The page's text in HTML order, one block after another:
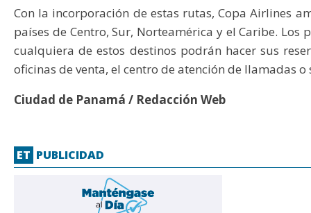
Con la incorporación de estas rutas, Copa Airlines
países de Centro, Sur, Norteamérica y el Caribe. Los
cualquiera de estos destinos podrán hacer sus
oficinas de venta, el centro de atención de llamadas
Ciudad de Panamá / Redacción Web
ET PUBLICIDAD